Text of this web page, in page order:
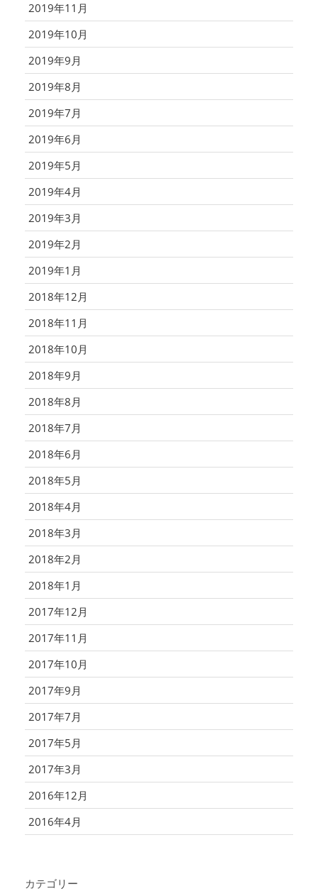
2019年11月
2019年10月
2019年9月
2019年8月
2019年7月
2019年6月
2019年5月
2019年4月
2019年3月
2019年2月
2019年1月
2018年12月
2018年11月
2018年10月
2018年9月
2018年8月
2018年7月
2018年6月
2018年5月
2018年4月
2018年3月
2018年2月
2018年1月
2017年12月
2017年11月
2017年10月
2017年9月
2017年7月
2017年5月
2017年3月
2016年12月
2016年4月
カテゴリー